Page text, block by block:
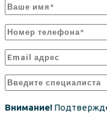
Внимание!